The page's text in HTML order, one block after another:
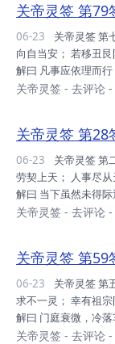
记之。 家庭：年年
所欲 为，押之得之
当，惟不可贪，方能
之即安...
关帝灵签 第79
06-23
向自当安； 若移丑
解曰 凡事应依理而
势：财运平稳，应满
升迁：先修身心，常
缘，天赐机缘，视尔
珍惜之，叵有差错。
痊。 远行：出不如...
关帝灵签 - 去评论 -
关帝灵签 第28
06-23
劳契上天； 人事尽
解曰 当下虽然未得
问诉讼，能解决，但
善。 断曰 运势：正
人丁趋旺，主者谋合
利，利头储之，不宜
则通贫。 升迁：...
关帝灵签 - 去评论 -
关帝灵签 第59
06-23
求不一灵； 幸有祖
解曰 门庭衰微，冷
人不应，求神神不应
关帝灵签 - 去评论 -